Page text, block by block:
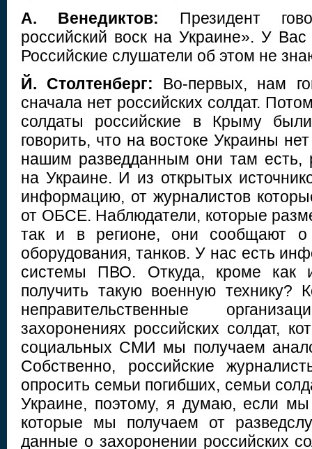
А. Венедиктов: Президент
российский воск на Украине». У Вас
Российские слушатели об этом не
Й. Столтенберг: Во-первых, нам
сначала нет российских солдат.
солдаты российские в Крыму
говорить, что на востоке Украины
нашим разведданным они там есть,
на Украине. И из открытых
информацию, от журналистов
от ОБСЕ. Наблюдатели, которые
так и в регионе, они сообщают о
оборудования, танков. У нас есть
системы ПВО. Откуда, кроме как
получить такую военную технику?
неправительственные
захоронениях российских солдат,
социальных СМИ мы получаем
Собственно, российские
опросить семьи погибших, семьи
Украине, поэтому, я думаю, если
которые мы получаем от
данные о захоронении российских